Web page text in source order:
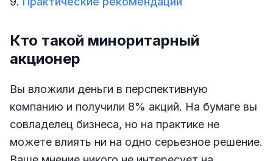
Кто такой миноритарный
акционер
Вы вложили деньги в перспективную
компанию и получили 8% акций. На бумаге вы
совладелец бизнеса, но на практике не
можете влиять ни на одно серьезное решение.